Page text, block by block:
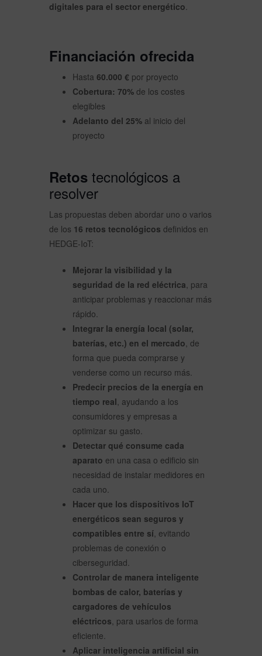
digitales para el sector energético.
Financiación ofrecida
Hasta 60.000 € por proyecto
Cobertura: 70% de los costes
elegibles
Adelanto del 25% al inicio del
proyecto
Retos tecnológicos a
resolver
Las propuestas deben abordar uno o varios
de los 16 retos tecnológicos definidos en
HEDGE-IoT:
Mejorar la visibilidad y la
seguridad de la red eléctrica, para
anticipar problemas y reaccionar más
rápido.
Integrar la energía local (solar,
baterías, etc.) en el mercado, de
forma que pueda comprarse y
venderse como un recurso más.
Predecir precios de la energía en
tiempo real, ayudando a los
consumidores y empresas a
optimizar su gasto.
Detectar qué consume cada
aparato en una casa o edificio sin
necesidad de instalar medidores en
cada uno.
Hacer que los dispositivos IoT
energéticos sean seguros y
compatibles entre sí, evitando
problemas de conexión o
ciberseguridad.
Controlar de manera inteligente
bombas de calor, baterías y
cargadores de vehículos
eléctricos, para usarlos de forma
eficiente.
Aplicar inteligencia artificial sin